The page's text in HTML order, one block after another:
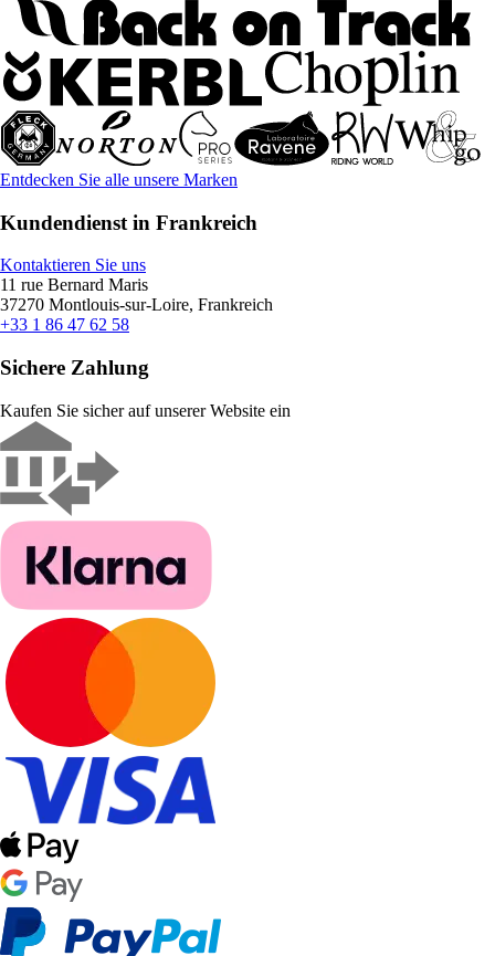
Entdecken Sie alle unsere Marken
Kundendienst in Frankreich
Kontaktieren Sie uns
11 rue Bernard Maris
37270 Montlouis-sur-Loire, Frankreich
+33 1 86 47 62 58
Sichere Zahlung
Kaufen Sie sicher auf unserer Website ein